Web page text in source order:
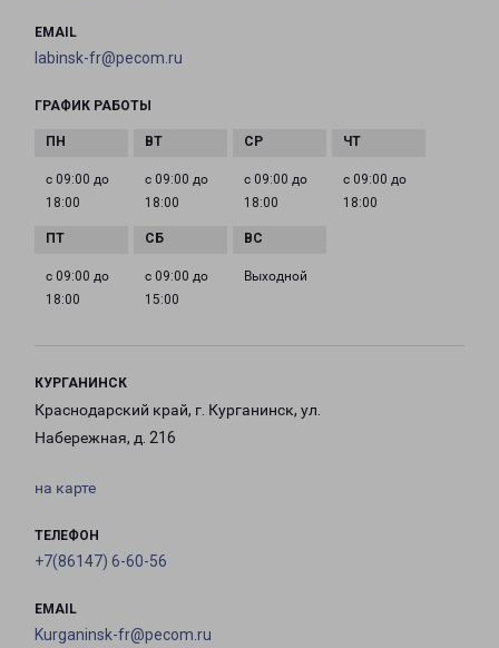
EMAIL
labinsk-fr@pecom.ru
ГРАФИК РАБОТЫ
с 09:00 до
18:00
с 09:00 до
18:00
с 09:00 до
18:00
с 09:00 до
18:00
с 09:00 до
18:00
с 09:00 до
15:00
Выходной
КУРГАНИНСК
Краснодарский край, г. Курганинск, ул.
Набережная, д. 216
на карте
ТЕЛЕФОН
+7(86147) 6-60-56
EMAIL
Kurganinsk-fr@pecom.ru